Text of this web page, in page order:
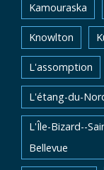
Kamouraska
Knowlton
L'assomption
L'étang-du-
L'Île-Bizard--
Bellevue